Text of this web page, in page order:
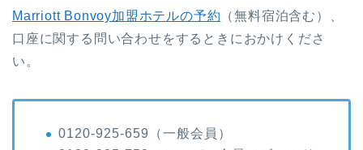
Marriott Bonvoy加盟ホテルの予約 （無料宿泊含む）、
口座に関する問い合わせをするときにおかけくださ
い。
0120-925-659（一般会員）